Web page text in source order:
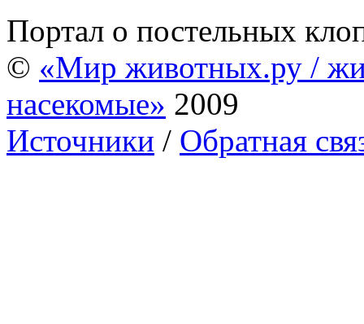
Портал о постельных
© «Мир животных.ру /
насекомые» 2009
Источники / Обратная